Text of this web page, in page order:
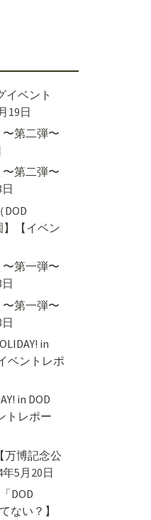
イベント
19日
〜第二弾〜
〜第二弾〜
DOD
】【イベン
〜第一弾〜
〜第一弾〜
in
ベントレポ
in DOD
トレポー
万博記念公
年5月20日
DOD
ない？】